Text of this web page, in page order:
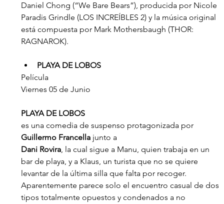
Daniel Chong (“We Bare Bears”), producida por Nicole
Paradis Grindle (LOS INCREÍBLES 2) y la música original
está compuesta por Mark Mothersbaugh (THOR:
RAGNAROK).
PLAYA DE LOBOS
Película
Viernes 05 de Junio
PLAYA DE LOBOS
es una comedia de suspenso protagonizada por
Guillermo Francella junto a
Dani Rovira, la cual sigue a Manu, quien trabaja en un
bar de playa, y a Klaus, un turista que no se quiere
levantar de la última silla que falta por recoger.
Aparentemente parece solo el encuentro casual de dos
tipos totalmente opuestos y condenados a no